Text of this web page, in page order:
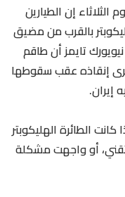
الثلاثاء إن الطيارين
بالقرب من مضيق
تايمز أن طاقم
جرى ‌إنقاذه عقب سقوطها
إيران.
الطائرة الهليكوبتر
تقني، أو واجهت مشكلة